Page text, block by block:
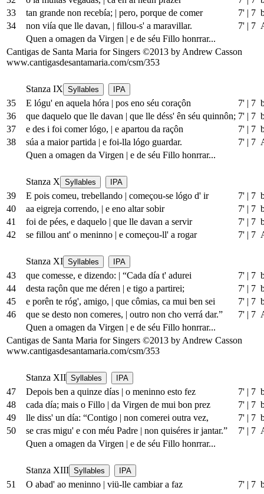
33
tan grande non recebía; | pero, porque de comer 7' | 7
34
non viía que lle davan, | fillou-s' a maravillar. 7' | 7
Quen a omagen da Virgen | e de séu Fillo honrrar...
Cantigas de Santa Maria for Singers ©2013 by Andrew Casson
www.cantigasdesantamaria.com/csm/353
Stanza IX Syllables IPA
35 E lógu' en aquela hóra | pos eno séu coraçôn 7' | 7
36
que daquelo que lle davan | que lle déss' ên séu quinnôn; 7' | 7
37
e des i foi comer lógo, | e apartou da raçôn 7' | 7
38
súa a maior partida | e foi-lla lógo guardar. 7' | 7
Quen a omagen da Virgen | e de séu Fillo honrrar...
Stanza X Syllables IPA
39 E pois comeu, trebellando | começou-se lógo d' ir 7' | 7
40
aa eigreja correndo, | e eno altar sobir 7' | 7
41
foi de pées, e daquelo | que lle davan a servir 7' | 7
42
se fillou ant' o meninno | e começou-ll' a rogar 7' | 7
Stanza XI Syllables IPA
43 que comesse, e dizendo: | “Cada día t' adurei 7' | 7
44
desta raçôn que me déren | e tigo a partirei; 7' | 7
45
e porên te róg', amigo, | que cômias, ca mui ben sei 7' | 7
46
que se desto non comeres, | outro non cho verrá dar.” 7' | 7
Quen a omagen da Virgen | e de séu Fillo honrrar...
Cantigas de Santa Maria for Singers ©2013 by Andrew Casson
www.cantigasdesantamaria.com/csm/353
Stanza XII Syllables IPA
47 Depois ben a quinze días | o meninno esto fez 7' | 7
48
cada día; mais o Fillo | da Virgen de mui bon prez 7' | 7
49
lle diss' un día: “Contigo | non comerei outra vez, 7' | 7
50
se cras migu' e con méu Padre | non quiséres ir jantar.” 7' | 7
Quen a omagen da Virgen | e de séu Fillo honrrar...
Stanza XIII Syllables IPA
51 O abad' ao meninno | viü-lle cambiar a faz 7' | 7